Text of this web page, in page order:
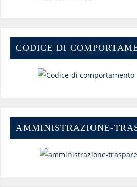
CODICE DI
AMMINISTRAZIONE-